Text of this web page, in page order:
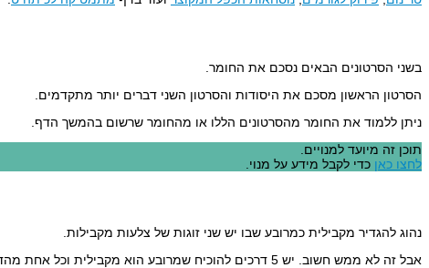
בשני הסרטונים הבאים נסכם את החומר.
הסרטון הראשון מסכם את היסודות והסרטון השני דברים יותר מתקדמים.
ניתן ללמוד את החומר מהסרטונים הללו או מהחומר שרשום בהמשך הדף.
תוכן זה מיועד למנויים.
לחצו כאן כדי לקבל מידע על מנוי.
נהוג להגדיר מקבילית כמרובע שבו יש שני זוגות של צלעות מקבילות.
אבל זה לא ממש חשוב. יש 5 דרכים להוכיח שמרובע הוא מקבילית וכל אחת מהדרכים שימושית ויכולה לשמש כהגדרת המקבילית.